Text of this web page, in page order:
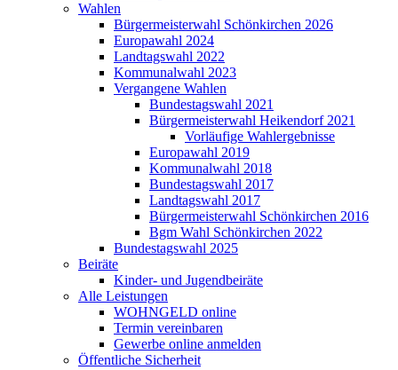
Wahlen
Bürgermeisterwahl Schönkirchen 2026
Europawahl 2024
Landtagswahl 2022
Kommunalwahl 2023
Vergangene Wahlen
Bundestagswahl 2021
Bürgermeisterwahl Heikendorf 2021
Vorläufige Wahlergebnisse
Europawahl 2019
Kommunalwahl 2018
Bundestagswahl 2017
Landtagswahl 2017
Bürgermeisterwahl Schönkirchen 2016
Bgm Wahl Schönkirchen 2022
Bundestagswahl 2025
Beiräte
Kinder- und Jugendbeiräte
Alle Leistungen
WOHNGELD online
Termin vereinbaren
Gewerbe online anmelden
Öffentliche Sicherheit